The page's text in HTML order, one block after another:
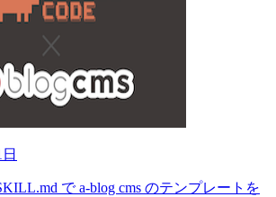
で a-blog cms のテンプレートを